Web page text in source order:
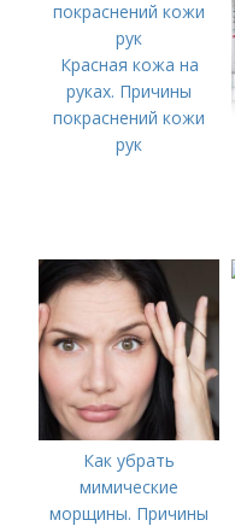
Красная кожа на
руках. Причины
покраснений кожи
рук
Как убрать
мимические
морщины. Причины